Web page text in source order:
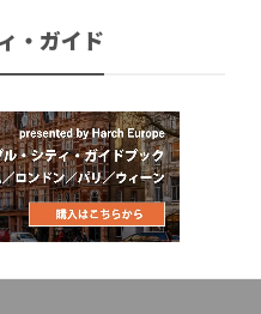
・ガイド